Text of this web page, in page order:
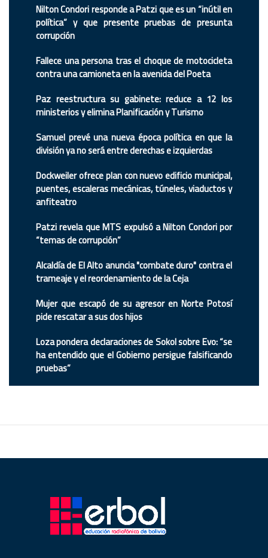
Nilton Condori responde a Patzi que es un “inútil en
política” y que presente pruebas de presunta
corrupción
Fallece una persona tras el choque de motocicleta
contra una camioneta en la avenida del Poeta
Paz reestructura su gabinete: reduce a 12 los
ministerios y elimina Planificación y Turismo
Samuel prevé una nueva época política en que la
división ya no será entre derechas e izquierdas
Dockweiler ofrece plan con nuevo edificio municipal,
puentes, escaleras mecánicas, túneles, viaductos y
anfiteatro
Patzi revela que MTS expulsó a Nilton Condori por
“temas de corrupción”
Alcaldía de El Alto anuncia "combate duro" contra el
trameaje y el reordenamiento de la Ceja
Mujer que escapó de su agresor en Norte Potosí
pide rescatar a sus dos hijos
Loza pondera declaraciones de Sokol sobre Evo: “se
ha entendido que el Gobierno persigue falsificando
pruebas”